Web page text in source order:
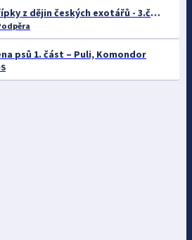
Zapomenuté střípky z dějin českých exotářů - 3.část
psů 1. část – Puli, Komondor